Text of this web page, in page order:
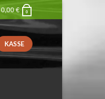
0,00€ 0
KASSE